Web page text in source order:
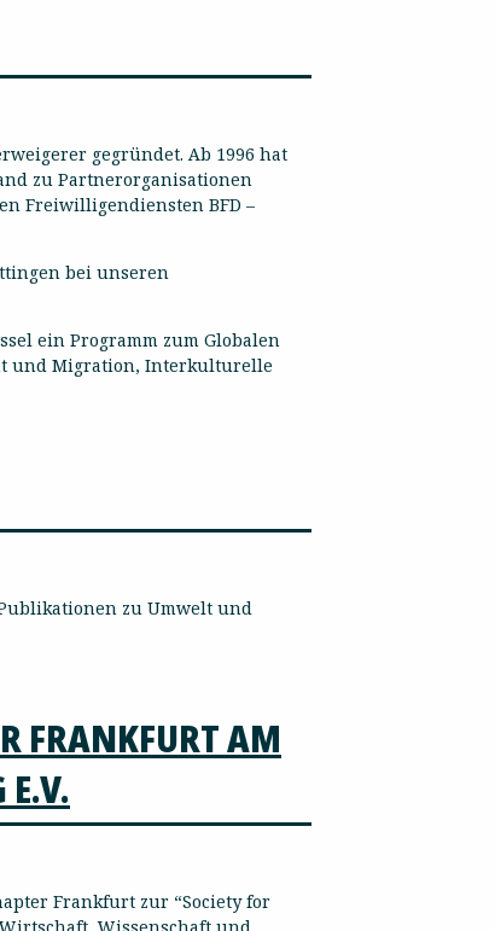
gegründet. Ab 1996 hat
zu Partnerorganisationen
Freiwilligendiensten BFD –
bei unseren
ein Programm zum Globalen
und Migration, Interkulturelle
zu Umwelt und
FRANKFURT AM
Frankfurt zur “Society for